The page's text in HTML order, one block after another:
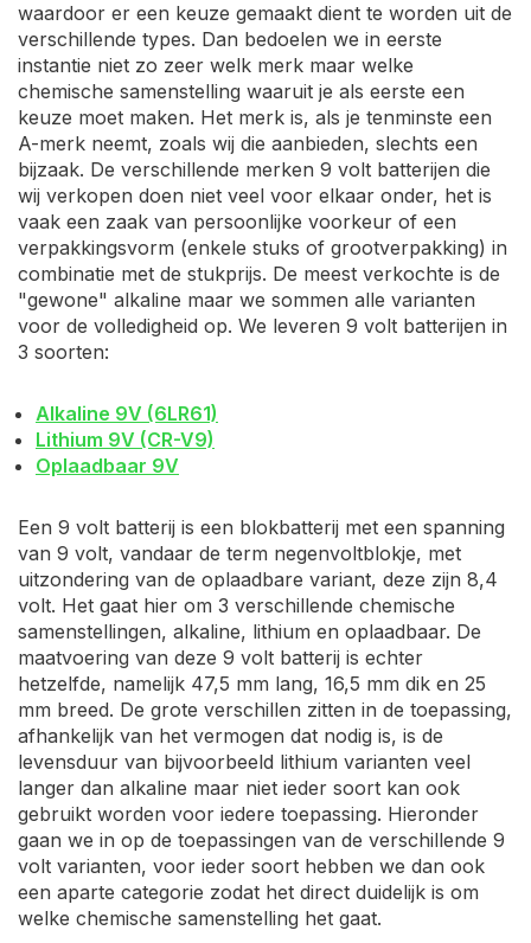
waardoor er een keuze gemaakt dient te worden uit de
verschillende types. Dan bedoelen we in eerste
instantie niet zo zeer welk merk maar welke
chemische samenstelling waaruit je als eerste een
keuze moet maken. Het merk is, als je tenminste een
A-merk neemt, zoals wij die aanbieden, slechts een
bijzaak. De verschillende merken 9 volt batterijen die
wij verkopen doen niet veel voor elkaar onder, het is
vaak een zaak van persoonlijke voorkeur of een
verpakkingsvorm (enkele stuks of grootverpakking) in
combinatie met de stukprijs. De meest verkochte is de
"gewone" alkaline maar we sommen alle varianten
voor de volledigheid op. We leveren 9 volt batterijen in
3 soorten:
Alkaline 9V (6LR61)
Lithium 9V (CR-V9)
Oplaadbaar 9V
Een 9 volt batterij is een blokbatterij met een spanning
van 9 volt, vandaar de term negenvoltblokje, met
uitzondering van de oplaadbare variant, deze zijn 8,4
volt. Het gaat hier om 3 verschillende chemische
samenstellingen, alkaline, lithium en oplaadbaar. De
maatvoering van deze 9 volt batterij is echter
hetzelfde, namelijk 47,5 mm lang, 16,5 mm dik en 25
mm breed. De grote verschillen zitten in de toepassing,
afhankelijk van het vermogen dat nodig is, is de
levensduur van bijvoorbeeld lithium varianten veel
langer dan alkaline maar niet ieder soort kan ook
gebruikt worden voor iedere toepassing. Hieronder
gaan we in op de toepassingen van de verschillende 9
volt varianten, voor ieder soort hebben we dan ook
een aparte categorie zodat het direct duidelijk is om
welke chemische samenstelling het gaat.